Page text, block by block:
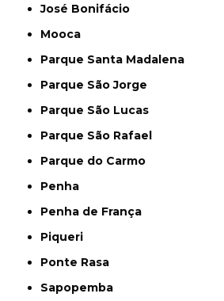
José Bonifácio
Mooca
Parque Santa Madalena
Parque São Jorge
Parque São Lucas
Parque São Rafael
Parque do Carmo
Penha
Penha de França
Piqueri
Ponte Rasa
Sapopemba